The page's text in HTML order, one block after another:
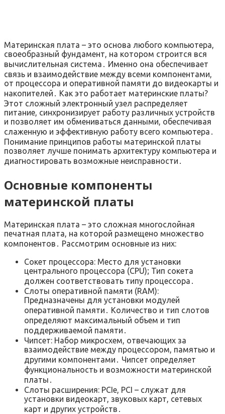
Материнская плата – это основа любого компьютера,
своеобразный фундамент, на котором строится вся
вычислительная система․ Именно она обеспечивает
связь и взаимодействие между всеми компонентами,
от процессора и оперативной памяти до видеокарты и
накопителей․ Как это работает материнские платы?
Этот сложный электронный узел распределяет
питание, синхронизирует работу различных устройств
и позволяет им обмениваться данными, обеспечивая
слаженную и эффективную работу всего компьютера․
Понимание принципов работы материнской платы
позволяет лучше понимать архитектуру компьютера и
диагностировать возможные неисправности․
Основные компоненты
материнской платы
Материнская плата – это сложная многослойная
печатная плата, на которой размещено множество
компонентов․ Рассмотрим основные из них:
Сокет процессора: Место для установки
центрального процессора (CPU); Тип сокета
должен соответствовать типу процессора․
Слоты оперативной памяти (RAM):
Предназначены для установки модулей
оперативной памяти․ Количество и тип слотов
определяют максимальный объем и тип
поддерживаемой памяти․
Чипсет: Набор микросхем, отвечающих за
взаимодействие между процессором, памятью и
другими компонентами․ Чипсет определяет
функциональность и возможности материнской
платы․
Слоты расширения: PCIe, PCI – служат для
установки видеокарт, звуковых карт, сетевых
карт и других устройств․